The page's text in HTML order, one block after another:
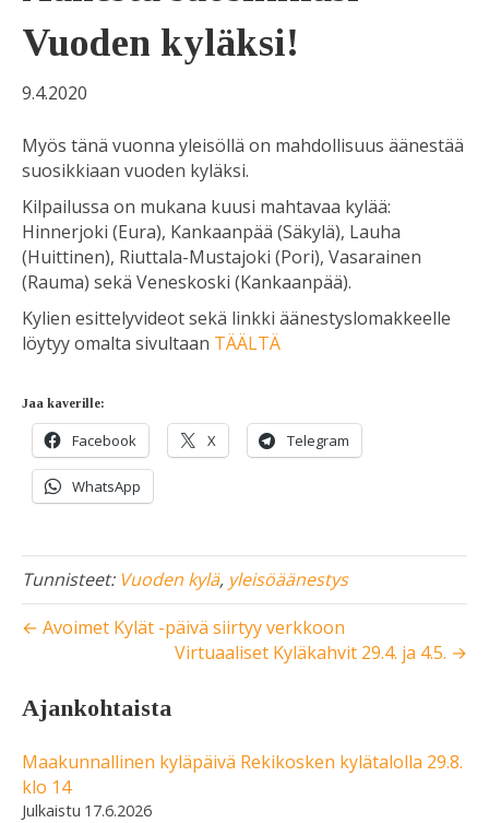
Vuoden kyläksi!
9.4.2020
Myös tänä vuonna yleisöllä on mahdollisuus äänestää
suosikkiaan vuoden kyläksi.
Kilpailussa on mukana kuusi mahtavaa kylää:
Hinnerjoki (Eura), Kankaanpää (Säkylä), Lauha
(Huittinen), Riuttala-Mustajoki (Pori), Vasarainen
(Rauma) sekä Veneskoski (Kankaanpää).
Kylien esittelyvideot sekä linkki äänestyslomakkeelle
löytyy omalta sivultaan TÄÄLTÄ
Jaa kaverille:
Facebook X Telegram
WhatsApp
Tunnisteet: Vuoden kylä, yleisöäänestys
← Avoimet Kylät -päivä siirtyy verkkoon
Virtuaaliset Kyläkahvit 29.4. ja 4.5. →
Ajankohtaista
Maakunnallinen kyläpäivä Rekikosken kylätalolla 29.8.
klo 14
17.6.2026